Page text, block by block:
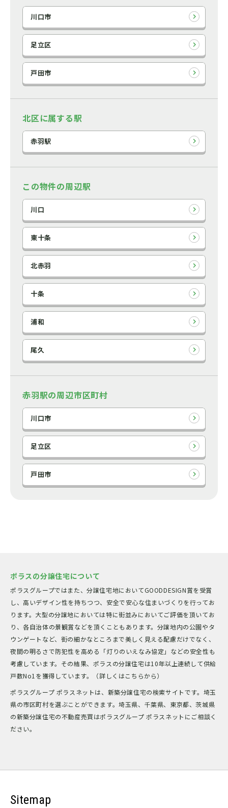
川口市
足立区
戸田市
北区に属する駅
赤羽駅
この物件の周辺駅
川口
東十条
北赤羽
十条
浦和
尾久
赤羽駅の周辺市区町村
川口市
足立区
戸田市
ポラスの分譲住宅について
ポラスグループではまた、分譲住宅地においてGOODDESIGN賞を受賞
し、高いデザイン性を持ちつつ、安全で安心な住まいづくりを行ってお
ります。大型の分譲地においては特に街並みにおいてご評価を頂いてお
り、各自治体の景観賞などを頂くこともあります。分譲地内の公園やタ
ウンゲートなど、街の細かなところまで美しく見える配慮だけでなく、
夜間の明るさで防犯性を高める「灯りのいえなみ協定」などの安全性も
考慮しています。その結果、ポラスの分譲住宅は10年以上連続して供給
戸数No1を獲得しています。（詳しくはこちらから）
ポラスグループ ポラスネットは、新築分譲住宅の検索サイトです。埼玉
県の市区町村を選ぶことができます。埼玉県、千葉県、東京都、茨城県
の新築分譲住宅の不動産売買はポラスグループ ポラスネットにご相談く
ださい。
Sitemap